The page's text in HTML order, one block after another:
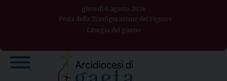
giovedì 6 agosto 2026
Festa della Trasfigurazione del Signore
Liturgia del giorno